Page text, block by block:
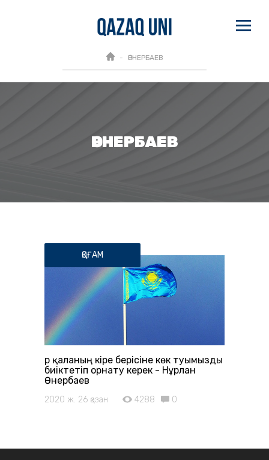
ӨРНЕРБАЕВ
ӨРНЕРБАЕВ
ҚОҒАМ
Әр қаланың кіре берісіне көк туымызды
биіктетіп орнату керек - Нұрлан
Өнербаев
2020 ж. 26 қазан 4288 0